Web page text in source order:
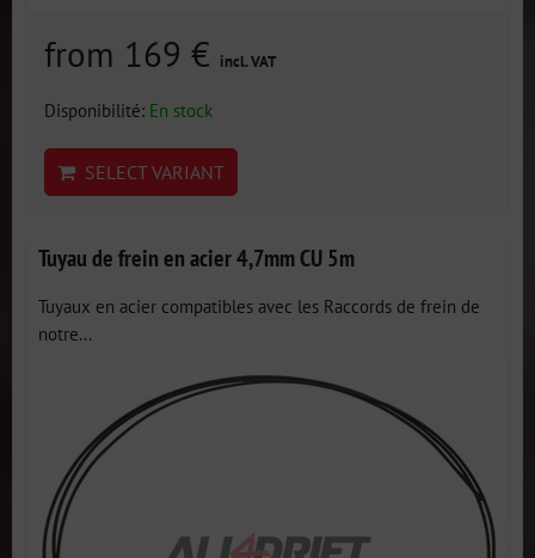
from 169 € incl. VAT
Disponibilité: En stock
SELECT VARIANT
Tuyau de frein en acier 4,7mm CU 5m
Tuyaux en acier compatibles avec les Raccords de frein de
notre...